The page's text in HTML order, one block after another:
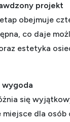
projekt
obejmuje
co daje
estetyka
wygoda
się
dla